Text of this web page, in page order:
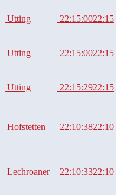
Utting 22:15:0022:15
Utting 22:15:0022:15
Utting 22:15:2922:15
Hofstetten 22:10:3822:10
Lechroaner 22:10:3322:10